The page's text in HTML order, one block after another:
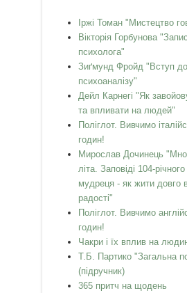
Іржі Томан "Мистецтво
Вікторія Горбунова
психолога"
Зиґмунд Фройд "Вступ до
психоаналізу"
Дейл Карнегі "Як
та впливати на людей"
Поліглот. Вивчимо
годин!
Мирослав Дочинець
літа. Заповіді 104-
мудреця - як жити довго
радості"
Поліглот. Вивчимо
годин!
Чакри і їх вплив на
Т.Б. Партико "Загальна
(підручник)
365 притч на щодень